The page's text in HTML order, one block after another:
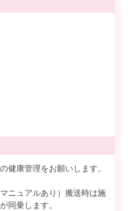
健康管理をお願いします。
ニュアルあり）搬送時は施
同乗します。